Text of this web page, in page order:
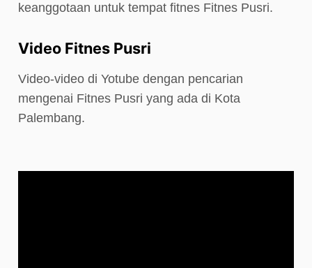
keanggotaan untuk tempat fitnes Fitnes Pusri.
Video Fitnes Pusri
Video-video di Yotube dengan pencarian
mengenai Fitnes Pusri yang ada di Kota
Palembang.